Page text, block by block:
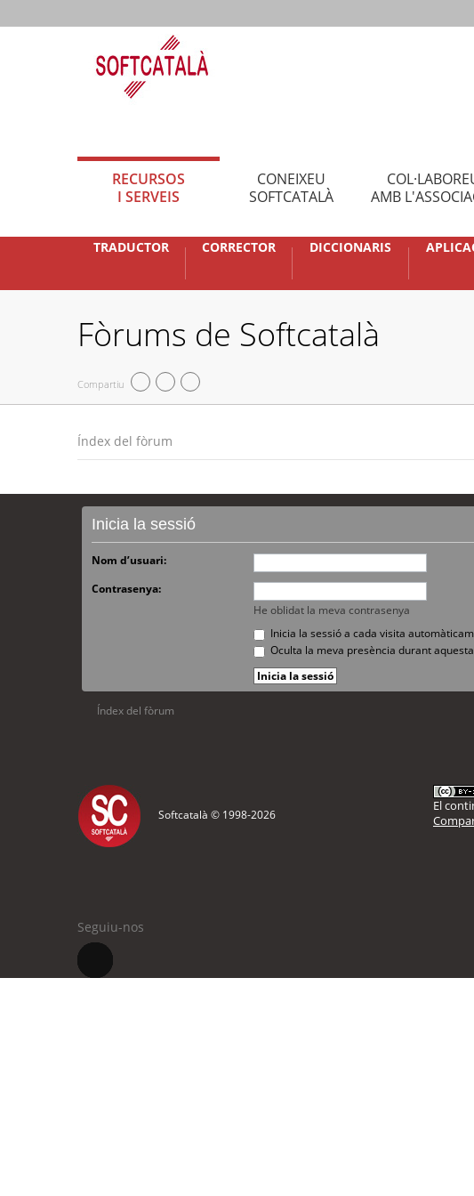
RECURSOS
I SERVEIS
CONEIXEU
SOFTCATALÀ
AMB
TRADUCTOR CORRECTOR DICCIONARIS
Fòrums de Softcatalà
Compartiu
Índex del fòrum
Inicia la sessió
Nom d’usuari:
Contrasenya:
He oblidat la meva contrasenya
Inicia la sessió a cada visita
Oculta la meva presència durant
Índex del fòrum
Softcatalà © 1998-2026
El
Seguiu-nos